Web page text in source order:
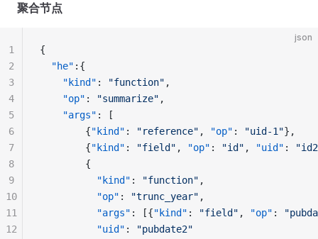
聚合节点
json
{
  "he"
:{
    "kind"
: "function" ,
    "op"
: "summarize" ,
    "args"
: [
        {
"kind" : "reference" , "op" : "uid-1"
        {
"kind" : "field" , "op" : "id" , "uid" :
        {
          "kind"
: "function" ,
          "op"
: "trunc_year" ,
          "args"
: [{"kind" : "field" , "op" :
          "uid"
:
"pubdate2"
1
2
3
4
5
6
7
8
9
10
11
12